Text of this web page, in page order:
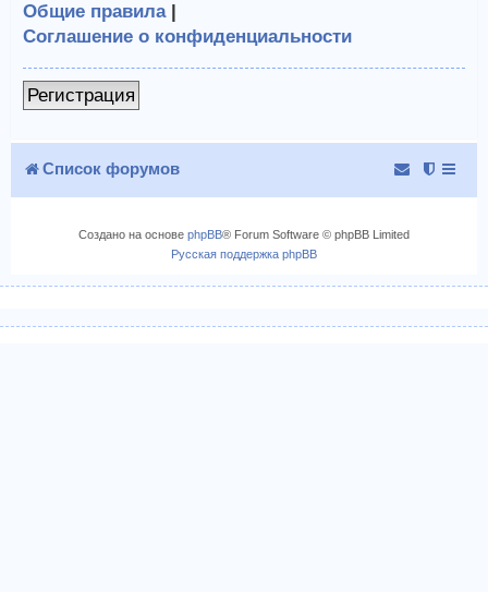
Общие правила|
Соглашение о конфиденциальности
Регистрация
Список форумов
Создано на основе phpBB® Forum Software © phpBB Limited
Русская поддержка phpBB